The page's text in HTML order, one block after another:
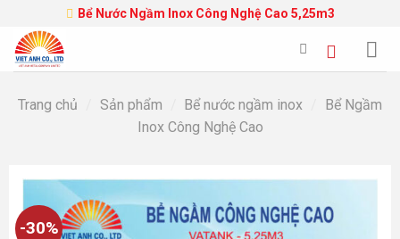
content
Bể Nước Ngầm Inox Công Nghệ Cao 5,25m3
Trang chủ Sản phẩm Bể nước ngầm inox
Bể Ngầm
Inox Công Nghệ Cao
-30%